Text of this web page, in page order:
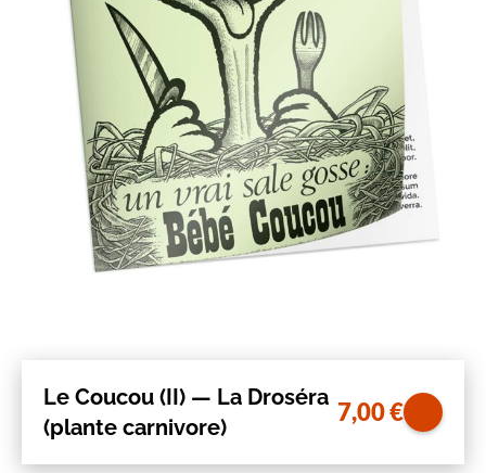
Le Coucou (II) — La Droséra
(plante carnivore)
7,00€